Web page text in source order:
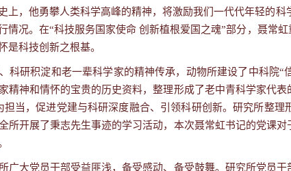
上，他勇攀人类科学高峰的精神，将激励我们一代代年轻的
情况。在“科技服务国家使命 创新植根爱国之魂”部分，聂常虹
是科技创新之根基。
科研积淀和老一辈科学家的精神传承，动物所建设了中科院“
精神和情怀的宝贵的历史资料，整理形成了老中青科学家代
担当，促进党建与科研深度融合、引领科研创新。研究所整
所开展了秉志先生事迹的学习活动，本次聂常虹书记的党课
大党员干部受益匪浅，备受感动、备受鼓舞。研究所党员干